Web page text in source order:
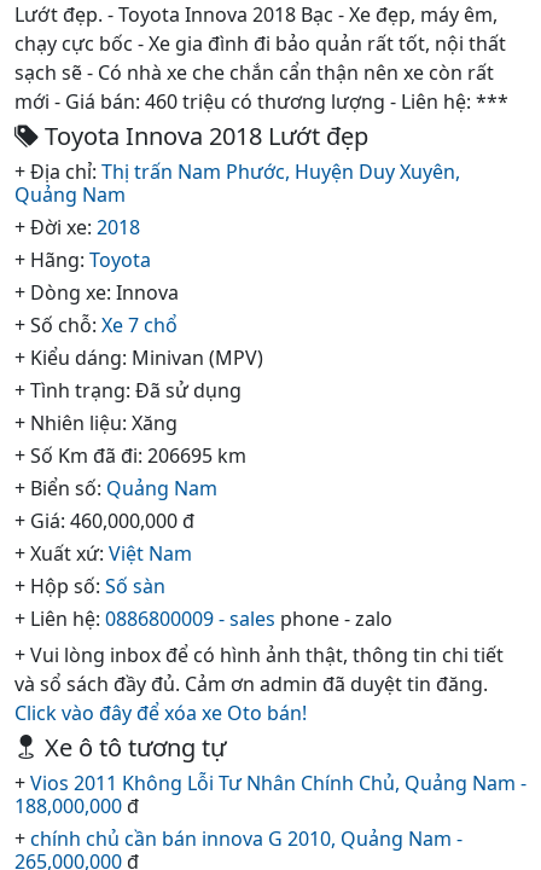
Lướt đẹp. - Toyota Innova 2018 Bạc - Xe đẹp, máy êm,
chạy cực bốc - Xe gia đình đi bảo quản rất tốt, nội thất
sạch sẽ - Có nhà xe che chắn cẩn thận nên xe còn rất
mới - Giá bán: 460 triệu có thương lượng - Liên hệ: ***
Toyota Innova 2018 Lướt đẹp
+ Địa chỉ: Thị trấn Nam Phước, Huyện Duy Xuyên,
Quảng Nam
+ Đời xe: 2018
+ Hãng: Toyota
+ Dòng xe: Innova
+ Số chỗ: Xe 7 chổ
+ Kiểu dáng: Minivan (MPV)
+ Tình trạng: Đã sử dụng
+ Nhiên liệu: Xăng
+ Số Km đã đi: 206695 km
+ Biển số: Quảng Nam
+ Giá: 460,000,000 đ
+ Xuất xứ: Việt Nam
+ Hộp số: Số sàn
+ Liên hệ: 0886800009 - sales phone - zalo
+ Vui lòng inbox để có hình ảnh thật, thông tin chi tiết
và sổ sách đầy đủ. Cảm ơn admin đã duyệt tin đăng.
Click vào đây để xóa xe Oto bán!
Xe ô tô tương tự
+Vios 2011 Không Lỗi Tư Nhân Chính Chủ, Quảng Nam -
188,000,000đ
+chính chủ cần bán innova G 2010, Quảng Nam -
265,000,000đ